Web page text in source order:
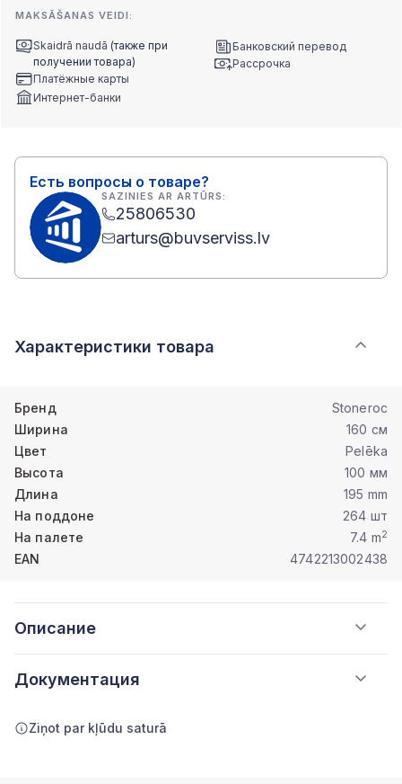
MAKSĀŠANAS VEIDI:
Skaidrā naudā (также при
получении товара)
Платёжные карты
Интернет-банки
Банковский перевод
Рассрочка
Есть вопросы о товаре?
SAZINIES AR ARTŪRS:
25806530
arturs@buvserviss.lv
Характеристики товара
Бренд
Stoneroc
Ширина
160 см
Цвет
Pelēka
Высота
100 мм
Длина
195 mm
На поддоне
264 шт
На палете
7.4 m2
EAN 4742213002438
Описание
Документация
Ziņot par kļūdu saturā